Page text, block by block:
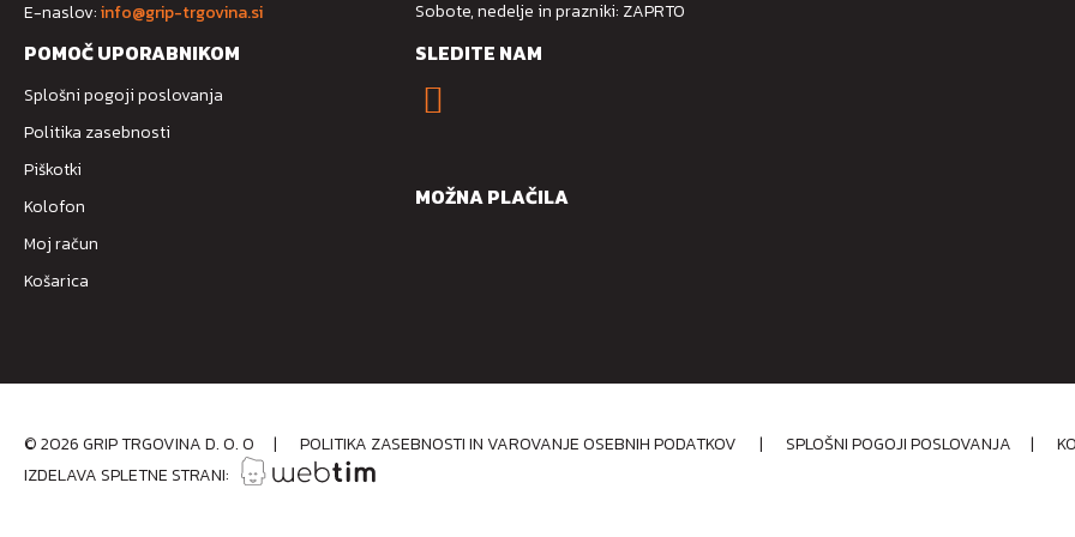
E-naslov:info@grip-trgovina.si
Sobote, nedelje in prazniki: ZAPRTO
POMOČ UPORABNIKOM
Splošni pogoji poslovanja
Politika zasebnosti
Piškotki
Kolofon
Moj račun
Košarica
SLEDITE NAM
MOŽNA PLAČILA
©2026GRIP TRGOVINA D. O. O | POLITIKA ZASEBNOSTI IN VAROVANJE OSEBNIH PODATKOV | SPLOŠNI POGOJI POSLOVANJA |
IZDELAVA SPLETNE STRANI: